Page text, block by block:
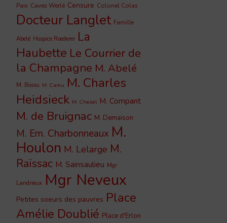
Paix Caves Werlé Censure Colonel Colas
Docteur Langlet Famille
Abelé Hospice Roederer La
Haubette Le Courrier de
la Champagne M. Abelé
M. Bossu M. Camu M. Charles
Heidsieck M. Chezel M. Compant
M. de Bruignac M. Demaison
M. Em. Charbonneaux M.
Houlon M. Lelarge M.
Raïssac M. Sainsaulieu Mgr
Landrieux Mgr Neveux
Petites soeurs des pauvres Place
Amélie Doublié Place d'Erlon